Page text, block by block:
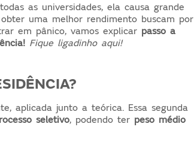
as universidades, ela causa grande
uma melhor rendimento buscam por
em pânico, vamos explicar passo a
Fique ligadinho aqui!
aplicada junto a teórica. Essa segunda
seletivo, podendo ter peso médio